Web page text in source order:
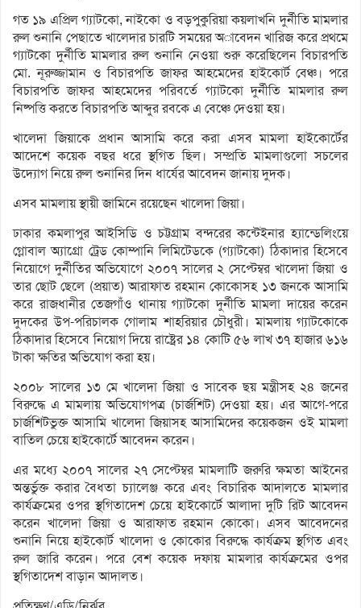
গত ১৯ এপ্রিল গ্যাটকো, নাইকো ও বড়পুকুরিয়া কয়লাখনি দুর্নীতি মামলার
রুল শুনানি পেছাতে খালেদার চারটি সময়ের অাবেদন খারিজ করে প্রথমে
গ্যাটকো দুর্নীতি মামলার রুল শুনানি নেওয়া শুরু করেছিলেন বিচারপতি
মো. নূরুজ্জামান ও বিচারপতি জাফর আহমেদের হাইকোর্ট বেঞ্চ। পরে
বিচারপতি জাফর আহমেদের পরিবর্তে গ্যাটকো দুর্নীতি মামলার রুল
নিষ্পত্তি করতে বিচারপতি আব্দুর রবকে এ বেঞ্চে দেওয়া হয়।
খালেদা জিয়াকে প্রধান আসামি করে করা এসব মামলা হাইকোর্টের
আদেশে কয়েক বছর ধরে স্থগিত ছিল। সম্প্রতি মামলাগুলো সচলের
উদ্যোগ নিয়ে রুল শুনানির দিন ধার্যের আবেদন জানায় দুদক।
এসব মামলায় স্থায়ী জামিনে রয়েছেন খালেদা জিয়া।
ঢাকার কমলাপুর আইসিডি ও চট্টগ্রাম বন্দরের কন্টেইনার হ্যান্ডেলিংয়ে
গ্লোবাল অ্যাগ্রো ট্রেড কোম্পানি লিমিটেডকে (গ্যাটকো) ঠিকাদার হিসেবে
নিয়োগে দুর্নীতির অভিযোগে ২০০৭ সালের ২ সেপ্টেম্বর খালেদা জিয়া ও
তার ছোট ছেলে (প্রয়াত) আরাফাত রহমান কোকোসহ ১৩ জনকে আসামি
করে রাজধানীর তেজগাঁও থানায় গ্যাটকো দুর্নীতি মামলা দায়ের করেন
দুদকের উপ-পরিচালক গোলাম শাহরিয়ার চৌধুরী। মামলায় গ্যাটকোকে
ঠিকাদার হিসেবে নিয়োগ দিয়ে রাষ্ট্রের ১৪ কোটি ৫৬ লাখ ৩৭ হাজার ৬১৬
টাকা ক্ষতির অভিযোগ করা হয়।
২০০৮ সালের ১৩ মে খালেদা জিয়া ও সাবেক ছয় মন্ত্রীসহ ২৪ জনের
বিরুদ্ধে এ মামলায় অভিযোগপত্র (চার্জশিট) দেওয়া হয়। এর আগে-পরে
চার্জশিটভুক্ত আসামি খালেদা জিয়াসহ আসামিদের কয়েকজন ওই মামলা
বাতিল চেয়ে হাইকোর্টে আবেদন করেন।
এর মধ্যে ২০০৭ সালের ২৭ সেপ্টেম্বর মামলাটি জরুরি ক্ষমতা আইনের
অন্তর্ভুক্ত করার বৈধতা চ্যালেঞ্জ করে এবং বিচারিক আদালতে মামলার
কার্যক্রমের ওপর স্থগিতাদেশ চেয়ে হাইকোর্টে আলাদা দুটি রিট আবেদন
করেন খালেদা জিয়া ও আরাফাত রহমান কোকো। এসব আবেদনের
শুনানি নিয়ে হাইকোর্ট খালেদা ও কোকোর বিরুদ্ধে কার্যক্রম স্থগিত এবং
রুল জারি করেন। পরে বেশ কয়েক দফায় মামলার কার্যক্রমের ওপর
স্থগিতাদেশ বাড়ান আদালত।